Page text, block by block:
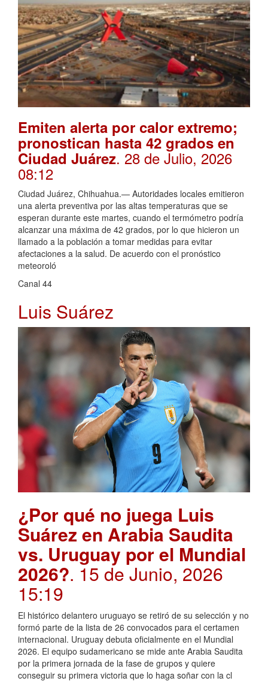
Emiten alerta por calor extremo;
pronostican hasta 42 grados en
Ciudad Juárez. 28 de Julio, 2026
08:12
Ciudad Juárez, Chihuahua.— Autoridades locales emitieron
una alerta preventiva por las altas temperaturas que se
esperan durante este martes, cuando el termómetro podría
alcanzar una máxima de 42 grados, por lo que hicieron un
llamado a la población a tomar medidas para evitar
afectaciones a la salud. De acuerdo con el pronóstico
meteoroló
Canal 44
Luis Suárez
¿Por qué no juega Luis
Suárez en Arabia Saudita
vs. Uruguay por el Mundial
2026?. 15 de Junio, 2026
15:19
El histórico delantero uruguayo se retiró de su selección y no
formó parte de la lista de 26 convocados para el certamen
internacional. Uruguay debuta oficialmente en el Mundial
2026. El equipo sudamericano se mide ante Arabia Saudita
por la primera jornada de la fase de grupos y quiere
conseguir su primera victoria que lo haga soñar con la cl